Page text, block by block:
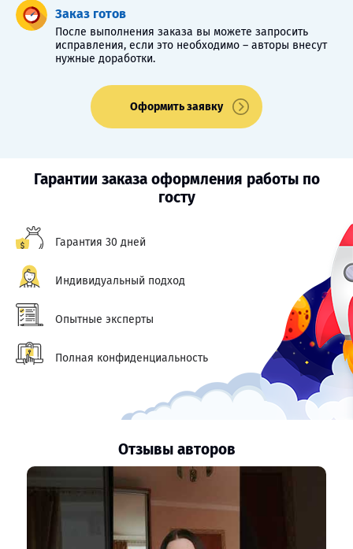
Заказ готов
После выполнения заказа вы можете запросить
исправления, если это необходимо – авторы внесут
нужные доработки.
Оформить заявку
Гарантии заказа оформления работы по
госту
Гарантия 30 дней
Индивидуальный подход
Опытные эксперты
Полная конфиденциальность
Отзывы авторов